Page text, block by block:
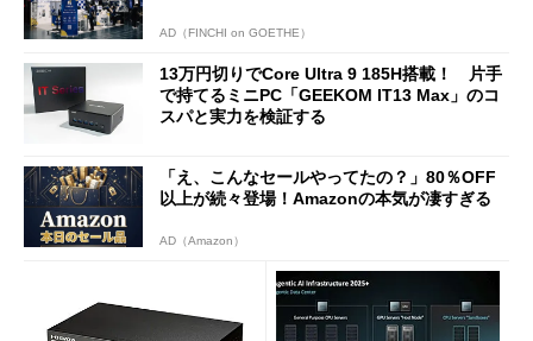
AD（FINCHI on GOETHE）
13万円切りでCore Ultra 9 185H搭載！ 片手
で持てるミニPC「GEEKOM IT13 Max」のコ
スパと実力を検証する
「え、こんなセールやってたの？」80％OFF
以上が続々登場！Amazonの本気が凄すぎる
AD（Amazon）